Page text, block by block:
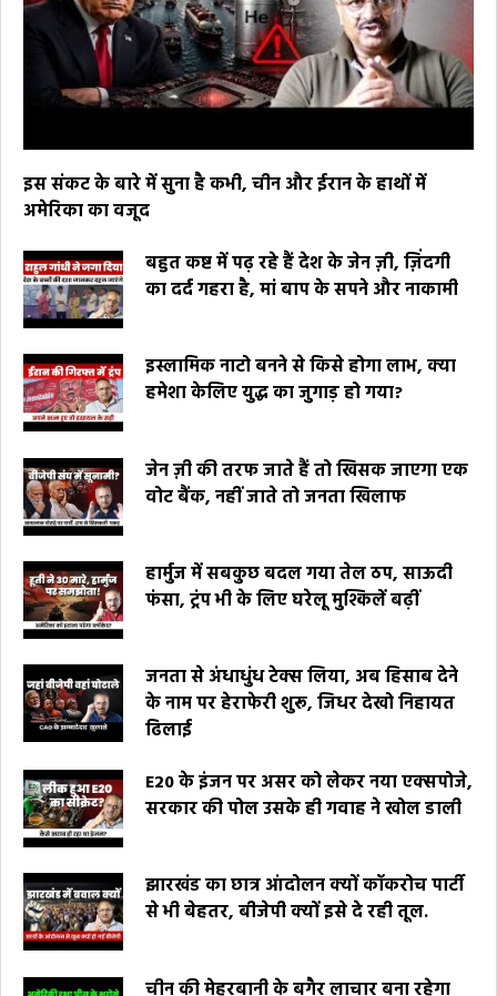
इस संकट के बारे में सुना है कभी, चीन और ईरान के हाथों में
अमेरिका का वजूद
बहुत कष्ट में पढ़ रहे हैं देश के जेन ज़ी, ज़िंदगी
का दर्द गहरा है, मां बाप के सपने और नाकामी
इस्लामिक नाटो बनने से किसे होगा लाभ, क्या
हमेशा केलिए युद्ध का जुगाड़ हो गया?
जेन ज़ी की तरफ जाते हैं तो खिसक जाएगा एक
वोट बैंक, नहीं जाते तो जनता खिलाफ
हार्मुज में सबकुछ बदल गया तेल ठप, साऊदी
फंसा, ट्रंप भी के लिए घरेलू मुश्किलें बढ़ीं
जनता से अंधाधुंध टेक्स लिया, अब हिसाब देने
के नाम पर हेराफेरी शुरू, जिधर देखो निहायत
ढिलाई
E20 के इंजन पर असर को लेकर नया एक्सपोजे,
सरकार की पोल उसके ही गवाह ने खोल डाली
झारखंड का छात्र आंदोलन क्यों कॉकरोच पार्टी
से भी बेहतर, बीजेपी क्यों इसे दे रही तूल.
चीन की मेहरबानी के बगैर लाचार बना रहेगा